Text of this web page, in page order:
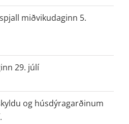
miðvikudaginn 5.
29. júlí
og húsdýragarðinum